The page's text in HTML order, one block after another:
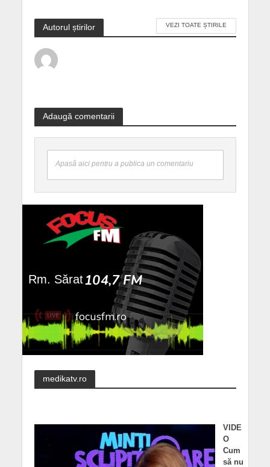
Autorul știrilor VEZI TOATE ȘTIRILE
Adaugă comentarii
Apasă aici pentru a publica un comentariu
medikatv.ro
VIDE
O
Cum
să nu